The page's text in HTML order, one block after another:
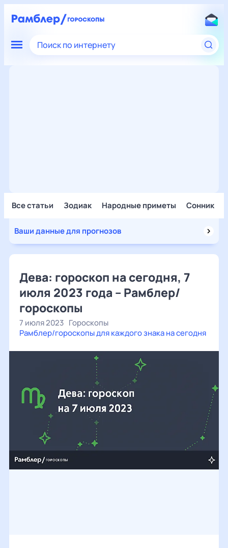
Поиск по интернету
Все статьи Зодиак Народные приметы Сонник
Ваши данные для прогнозов
Дева: гороскоп на сегодня, 7
июля 2023 года – Рамблер/
гороскопы
7 июля 2023 Гороскопы
Рамблер/гороскопы для каждого знака на сегодня